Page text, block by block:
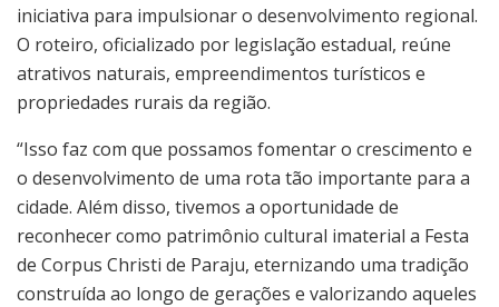
iniciativa para impulsionar o desenvolvimento regional.
O roteiro, oficializado por legislação estadual, reúne
atrativos naturais, empreendimentos turísticos e
propriedades rurais da região.
“Isso faz com que possamos fomentar o crescimento e
o desenvolvimento de uma rota tão importante para a
cidade. Além disso, tivemos a oportunidade de
reconhecer como patrimônio cultural imaterial a Festa
de Corpus Christi de Paraju, eternizando uma tradição
construída ao longo de gerações e valorizando aqueles